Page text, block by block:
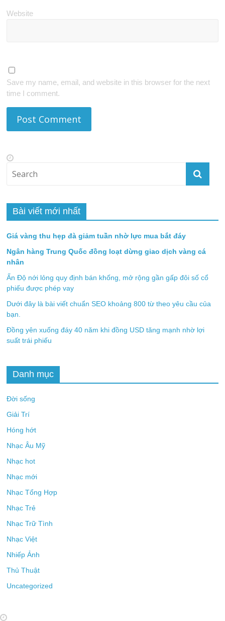
Website
Save my name, email, and website in this browser for the next
time I comment.
Bài viết mới nhất
Giá vàng thu hẹp đà giảm tuần nhờ lực mua bắt đáy
Ngân hàng Trung Quốc đồng loạt dừng giao dịch vàng cá
nhân
Ấn Độ nới lỏng quy định bán khống, mở rộng gần gấp đôi số cổ
phiếu được phép vay
Dưới đây là bài viết chuẩn SEO khoảng 800 từ theo yêu cầu của
bạn.
Đồng yên xuống đáy 40 năm khi đồng USD tăng mạnh nhờ lợi
suất trái phiếu
Danh mục
Đời sống
Giải Trí
Hóng hớt
Nhạc Âu Mỹ
Nhạc hot
Nhạc mới
Nhạc Tổng Hợp
Nhạc Trẻ
Nhạc Trữ Tình
Nhạc Việt
Nhiếp Ảnh
Thủ Thuật
Uncategorized